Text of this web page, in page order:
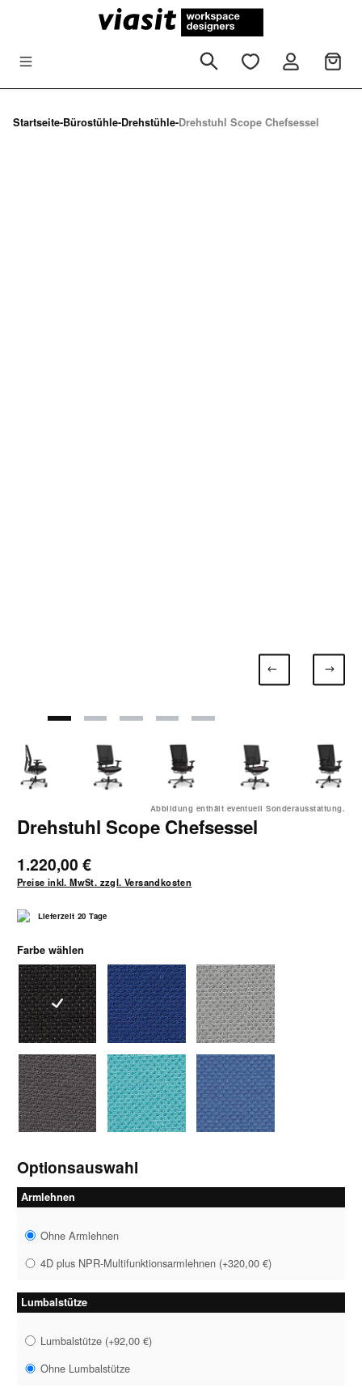
Zum Hauptinhalt springen
Startseite-Bürostühle-Drehstühle-Drehstuhl Scope Chefsessel
Abbildung enthält eventuell Sonderausstattung.
Drehstuhl Scope Chefsessel
1.220,00 €
Preise inkl. MwSt. zzgl. Versandkosten
Lieferzeit 20 Tage
Farbe wählen
1040 schwarz 1042 blau-schwarz 1043 grau
1046 grau-schwarz 1058 petrol 1059 royalblau
Optionsauswahl
Armlehnen
Ohne Armlehnen
4D plus NPR-Multifunktionsarmlehnen (+320,00 €)
Lumbalstütze
Lumbalstütze (+92,00 €)
Ohne Lumbalstütze